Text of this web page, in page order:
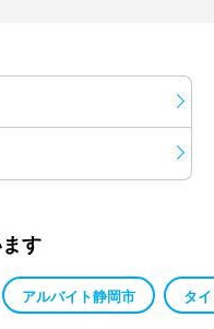
す
アルバイト静岡市 タ